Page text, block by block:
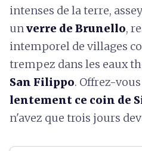
intenses de la terre,
unverre de Brunello,
intemporel de villages
trempez dans les eaux
San Filippo. Offrez-
lentement ce coin de
n'avez que trois jours